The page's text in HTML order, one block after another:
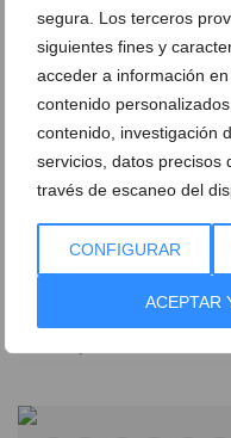
segura. Los terceros
siguientes fines y
acceder a información
contenido
contenido, investigación
servicios, datos precisos
través de escaneo del
CONFIGURAR
ACEPTAR
de España? La